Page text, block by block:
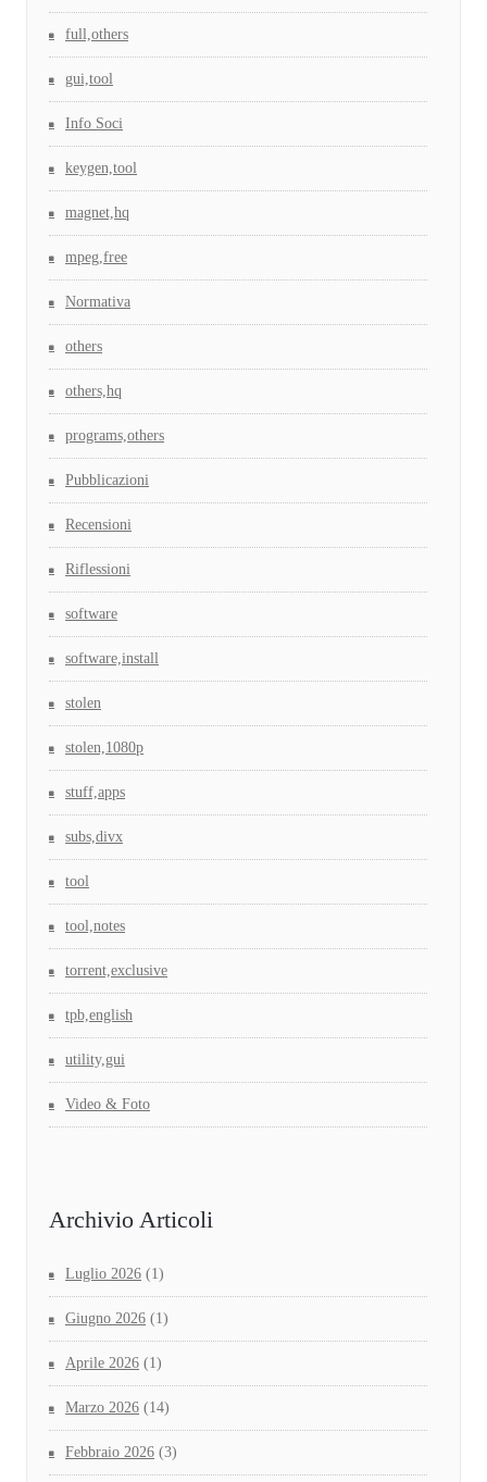
full,others
gui,tool
Info Soci
keygen,tool
magnet,hq
mpeg,free
Normativa
others
others,hq
programs,others
Pubblicazioni
Recensioni
Riflessioni
software
software,install
stolen
stolen,1080p
stuff,apps
subs,divx
tool
tool,notes
torrent,exclusive
tpb,english
utility,gui
Video & Foto
Archivio Articoli
Luglio 2026 (1)
Giugno 2026 (1)
Aprile 2026 (1)
Marzo 2026 (14)
Febbraio 2026 (3)